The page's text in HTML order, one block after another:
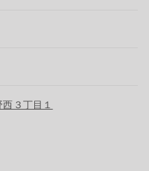
３丁目１